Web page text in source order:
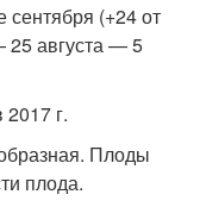
сентября (+24 от
25 августа — 5
г.
Плоды
плода.